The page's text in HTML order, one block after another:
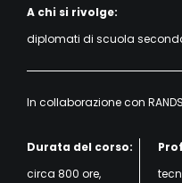
A chi si rivolge:
diplomati di scuola
In collaborazione con
Durata del corso:
circa 800 ore,